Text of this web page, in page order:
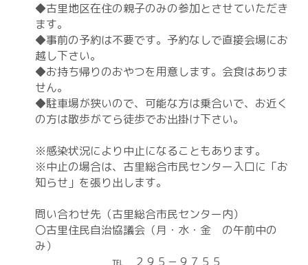
◆古里地区在住の親子のみの参加とさせていただき
ます。
◆事前の予約は不要です。予約なしで直接会場にお
越し下さい。
◆お持ち帰りのおやつを用意します。会食はありま
せん。
◆駐車場が狭いので、可能な方は乗合いで、お近く
の方は散歩がてら徒歩でお出掛け下さい。
※感染状況により中止になることもあります。
※中止の場合は、古里総合市民センター入口に「お
知らせ」を張り出します。
問い合わせ先（古里総合市民センター内）
〇古里住民自治協議会（月・水・金 の午前中の
み）
℡ ２９５－９７５５